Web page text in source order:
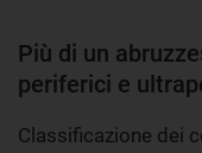
Più di un
periferici e
Classificazione dei